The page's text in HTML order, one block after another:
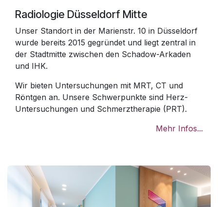
Radiologie Düsseldorf Mitte
Unser Standort in der Marienstr. 10 in Düsseldorf
wurde bereits 2015 gegründet und liegt zentral in
der Stadtmitte zwischen den Schadow-Arkaden
und IHK.
Wir bieten Untersuchungen mit MRT, CT und
Röntgen an. Unsere Schwerpunkte sind Herz-
Untersuchungen und Schmerztherapie (PRT).
Mehr Infos...